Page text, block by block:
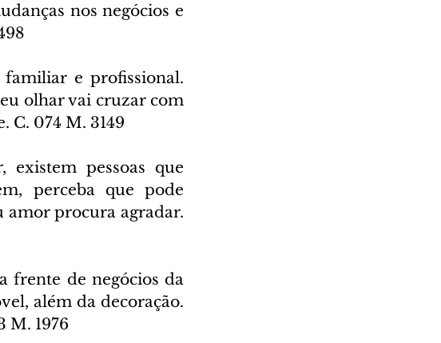
nos negócios e
e profissional.
olhar vai cruzar com
C. 074 M. 3149
existem pessoas que
perceba que pode
amor procura agradar.
frente de negócios da
além da decoração.
M. 1976